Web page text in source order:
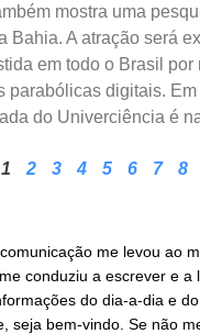
mostra uma
Bahia. A atração será
em todo o Brasil por
parabólicas digitais.
do Univerciência é
1 2 3 4 5 6 7 8
me levou ao
conduziu a escrever e a
do dia-a-dia e
seja bem-vindo. Se não